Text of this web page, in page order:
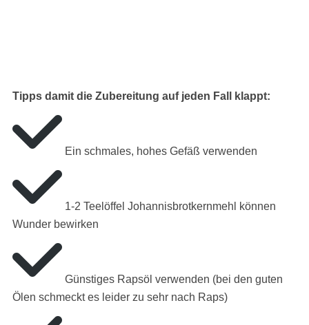
Tipps damit die Zubereitung auf jeden Fall klappt:
Ein schmales, hohes Gefäß verwenden
1-2 Teelöffel Johannisbrotkernmehl können
Wunder bewirken
Günstiges Rapsöl verwenden (bei den guten
Ölen schmeckt es leider zu sehr nach Raps)